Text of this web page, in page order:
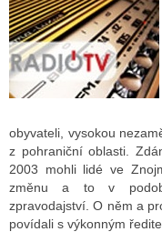
RÁDIÍ
VYSÍLAČE
TELEVIZE
VYSÍLAČE
obyvateli, vysokou
z pohraniční oblasti.
2003 mohli lidé ve
změnu a to v
zpravodajství. O něm a
povídali s výkonným